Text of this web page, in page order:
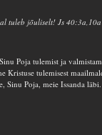
tuleb jõuliselt! Js 40:3a,10a
Poja tulemist ja
Kristuse tulemisest
Sinu Poja, meie Issanda läbi.